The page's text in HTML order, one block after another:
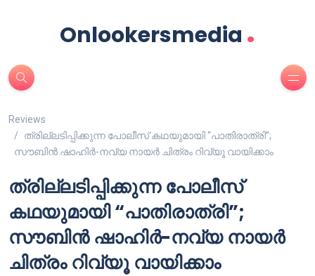
Onlookersmedia .
Reviews
ത്രില്ലടിപ്പിക്കുന്ന പോലീസ് കഥയുമായി “പാതിരാത്രി”;
സൗബിൻ ഷാഹിർ-നവ്യ നായർ ചിത്രം റിവ്യൂ വായിക്കാം
ത്രില്ലടിപ്പിക്കുന്ന പോലീസ്
കഥയുമായി “പാതിരാത്രി”;
സൗബിൻ ഷാഹിർ-നവ്യ നായർ
ചിത്രം റിവ്യൂ വായിക്കാം